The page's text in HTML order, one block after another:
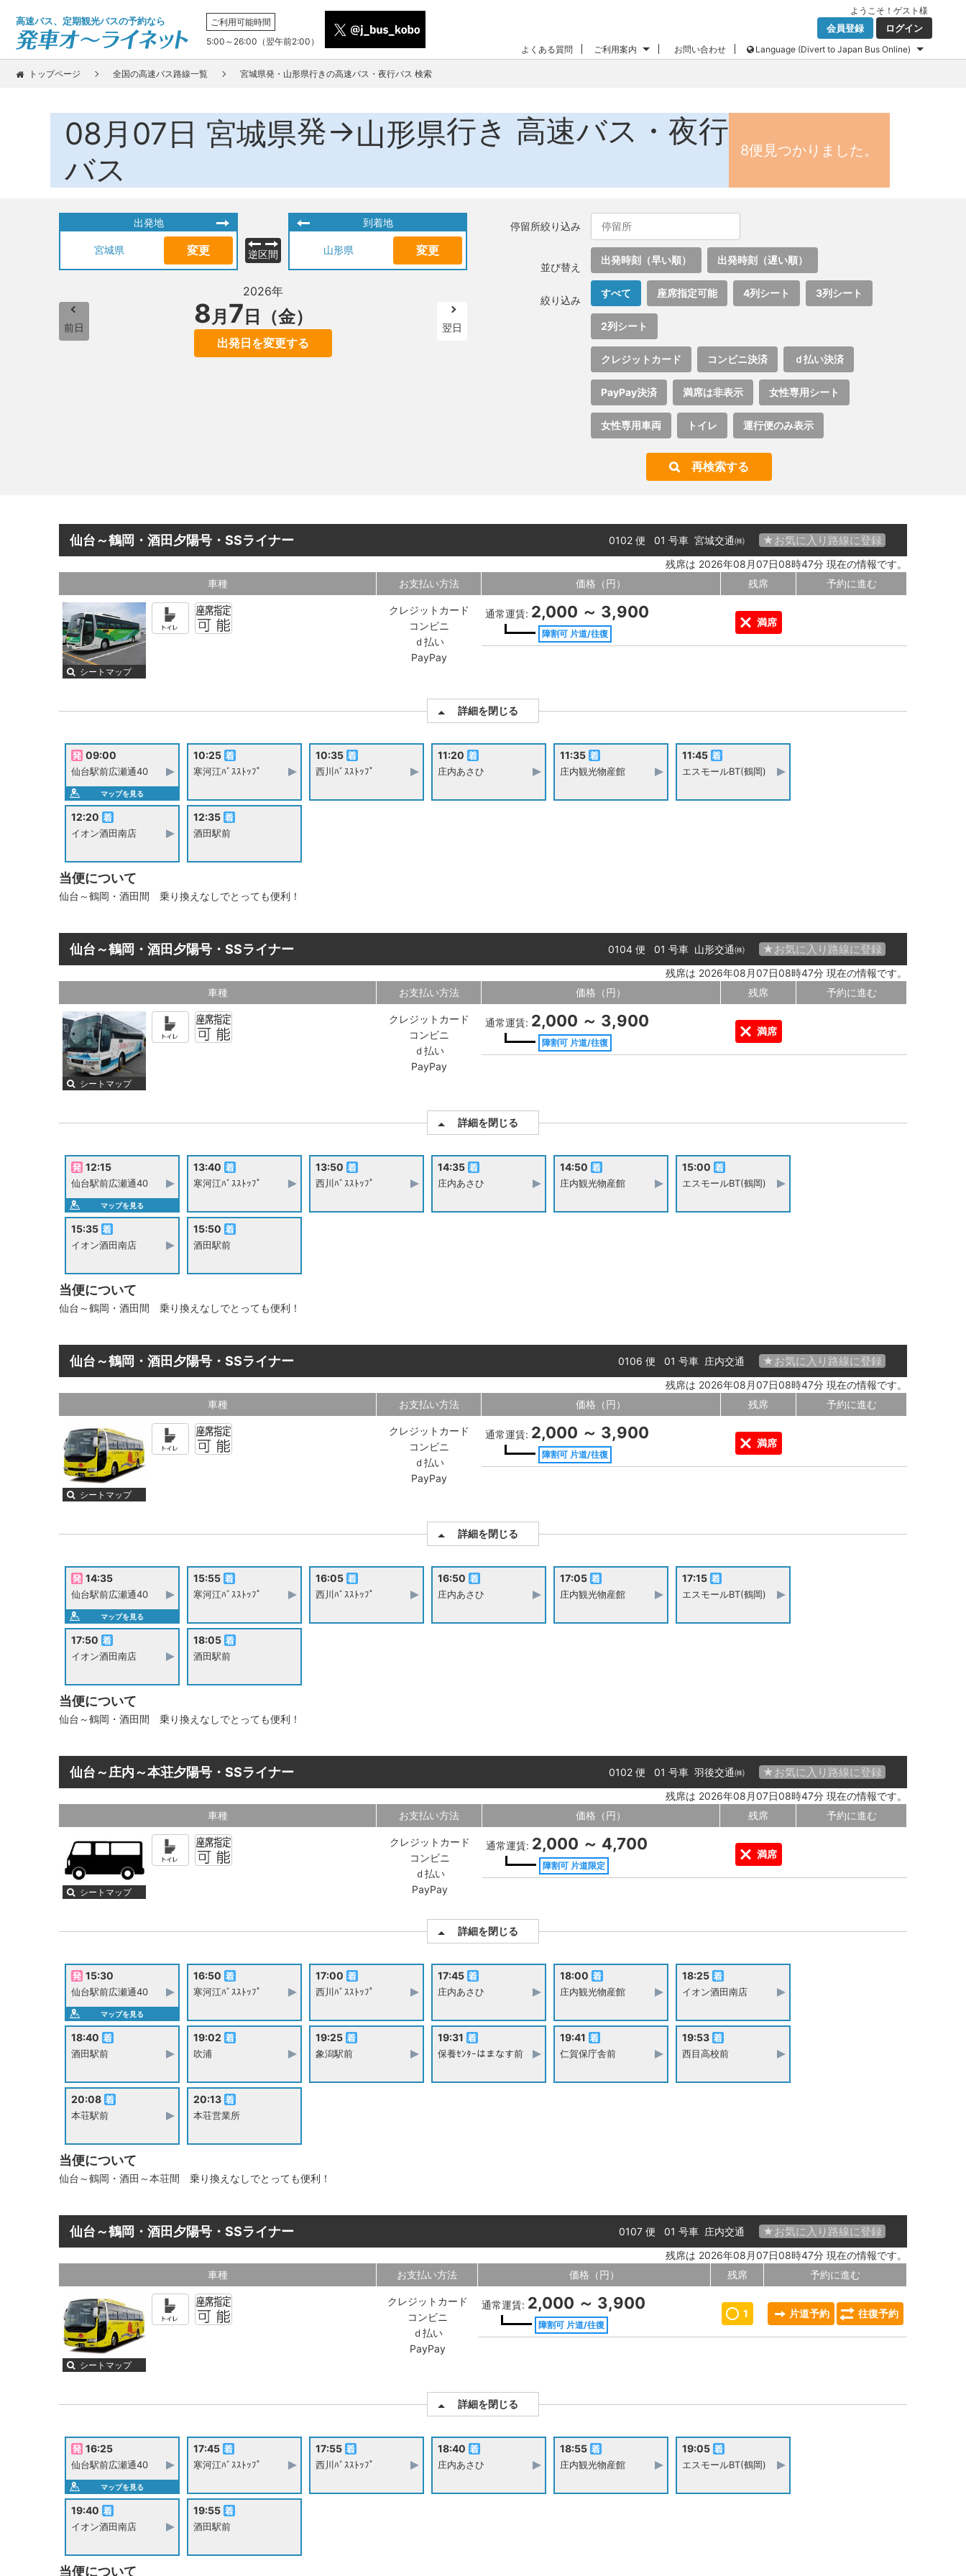
高速バス、定期観光バスの予約なら
ご利用可能時間
5:00～26:00（翌午前2:00）
ようこそ！ ゲスト 様
会員登録 ログイン
よくある質問 ご利用案内 お問い合わせ Language (Divert to Japan Bus Online)
トップページ 全国の高速バス路線一覧 宮城県発・山形県行きの高速バス・夜行バス 検索
08月07日 宮城県発→山形県行き 高速バス・夜行
バス
8便見つかりました。
出発地
宮城県 変更 逆区間
到着地
山形県 変更
前日
2026年
8月 7 日（金）
出発日を変更する
翌日
停留所絞り込み
並び替え
出発時刻（早い順） 出発時刻（遅い順）
絞り込み
すべて 座席指定可能 4列シート 3列シート
2列シート
クレジットカード コンビニ決済 ｄ払い決済
PayPay決済 満席は非表示 女性専用シート
女性専用車両 トイレ 運行便のみ表示
再検索する
★お気に入り路線に登録
仙台～鶴岡・酒田夕陽号・SSライナー 0102 便 01 号車 宮城交通㈱
残席は 2026年08月07日08時47分 現在の情報です。
車種
シートマップ
お支払い方法
クレジットカード
コンビニ
ｄ払い
PayPay
価格（円） 残席 予約に進む
通常運賃: 2,000 ～ 3,900
障割可 片道/往復
満席
詳細を閉じる
09:00
仙台駅前広瀬通40
マップを見る
10:25
寒河江ﾊﾞｽｽﾄｯﾌﾟ
10:35
西川ﾊﾞｽｽﾄｯﾌﾟ
11:20
庄内あさひ
11:35
庄内観光物産館
11:45
エスモールBT(鶴岡)
12:20
イオン酒田南店
12:35
酒田駅前
当便について
仙台～鶴岡・酒田間 乗り換えなしでとっても便利！
★お気に入り路線に登録
仙台～鶴岡・酒田夕陽号・SSライナー 0104 便 01 号車 山形交通㈱
残席は 2026年08月07日08時47分 現在の情報です。
車種
シートマップ
お支払い方法
クレジットカード
コンビニ
ｄ払い
PayPay
価格（円） 残席 予約に進む
通常運賃: 2,000 ～ 3,900
障割可 片道/往復
満席
詳細を閉じる
12:15
仙台駅前広瀬通40
マップを見る
13:40
寒河江ﾊﾞｽｽﾄｯﾌﾟ
13:50
西川ﾊﾞｽｽﾄｯﾌﾟ
14:35
庄内あさひ
14:50
庄内観光物産館
15:00
エスモールBT(鶴岡)
15:35
イオン酒田南店
15:50
酒田駅前
当便について
仙台～鶴岡・酒田間 乗り換えなしでとっても便利！
★お気に入り路線に登録
仙台～鶴岡・酒田夕陽号・SSライナー 0106 便 01 号車 庄内交通
残席は 2026年08月07日08時47分 現在の情報です。
車種
シートマップ
お支払い方法
クレジットカード
コンビニ
ｄ払い
PayPay
価格（円） 残席 予約に進む
通常運賃: 2,000 ～ 3,900
障割可 片道/往復
満席
詳細を閉じる
14:35
仙台駅前広瀬通40
マップを見る
15:55
寒河江ﾊﾞｽｽﾄｯﾌﾟ
16:05
西川ﾊﾞｽｽﾄｯﾌﾟ
16:50
庄内あさひ
17:05
庄内観光物産館
17:15
エスモールBT(鶴岡)
17:50
イオン酒田南店
18:05
酒田駅前
当便について
仙台～鶴岡・酒田間 乗り換えなしでとっても便利！
★お気に入り路線に登録
仙台～庄内～本荘夕陽号・SSライナー 0102 便 01 号車 羽後交通㈱
残席は 2026年08月07日08時47分 現在の情報です。
車種
シートマップ
お支払い方法
クレジットカード
コンビニ
ｄ払い
PayPay
価格（円） 残席 予約に進む
通常運賃: 2,000 ～ 4,700
障割可 片道限定
満席
詳細を閉じる
15:30
仙台駅前広瀬通40
マップを見る
16:50
寒河江ﾊﾞｽｽﾄｯﾌﾟ
17:00
西川ﾊﾞｽｽﾄｯﾌﾟ
17:45
庄内あさひ
18:00
庄内観光物産館
18:25
イオン酒田南店
18:40
酒田駅前
19:02
吹浦
19:25
象潟駅前
19:31
保養ｾﾝﾀｰはまなす前
19:41
仁賀保庁舎前
19:53
西目高校前
20:08
本荘駅前
20:13
本荘営業所
当便について
仙台～鶴岡・酒田～本荘間 乗り換えなしでとっても便利！
★お気に入り路線に登録
仙台～鶴岡・酒田夕陽号・SSライナー 0107 便 01 号車 庄内交通
残席は 2026年08月07日08時47分 現在の情報です。
車種
シートマップ
お支払い方法
クレジットカード
コンビニ
ｄ払い
PayPay
価格（円） 残席 予約に進む
通常運賃: 2,000 ～ 3,900
障割可 片道/往復
1 片道予約 往復予約
詳細を閉じる
16:25
仙台駅前広瀬通40
マップを見る
17:45
寒河江ﾊﾞｽｽﾄｯﾌﾟ
17:55
西川ﾊﾞｽｽﾄｯﾌﾟ
18:40
庄内あさひ
18:55
庄内観光物産館
19:05
エスモールBT(鶴岡)
19:40
イオン酒田南店
19:55
酒田駅前
当便について